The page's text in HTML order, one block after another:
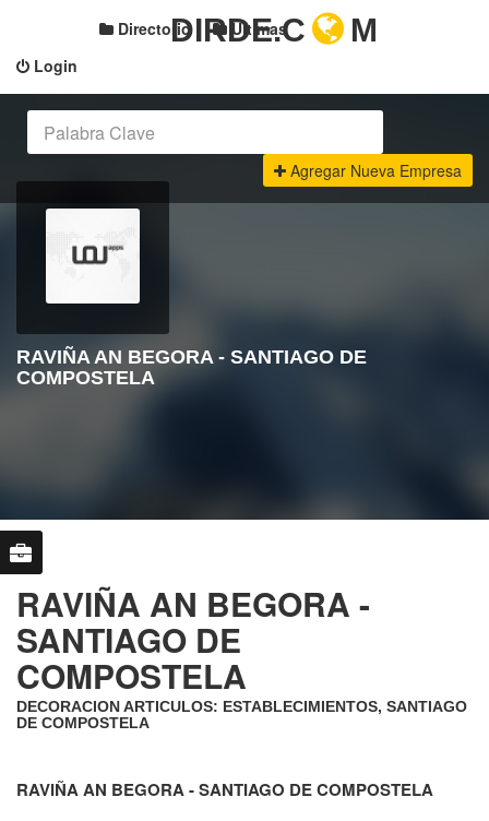
Login
Directorio Últimas
DIRDE.C M
Agregar Nueva Empresa
RAVIÑA AN BEGORA - SANTIAGO DE
COMPOSTELA
RAVIÑA AN BEGORA -
SANTIAGO DE
COMPOSTELA
DECORACION ARTICULOS: ESTABLECIMIENTOS, SANTIAGO
DE COMPOSTELA
RAVIÑA AN BEGORA - SANTIAGO DE COMPOSTELA